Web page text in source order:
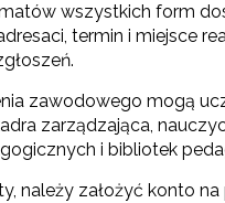
wszystkich form
termin i miejsce
zawodowego mogą
zarządzająca,
i bibliotek
należy założyć konto